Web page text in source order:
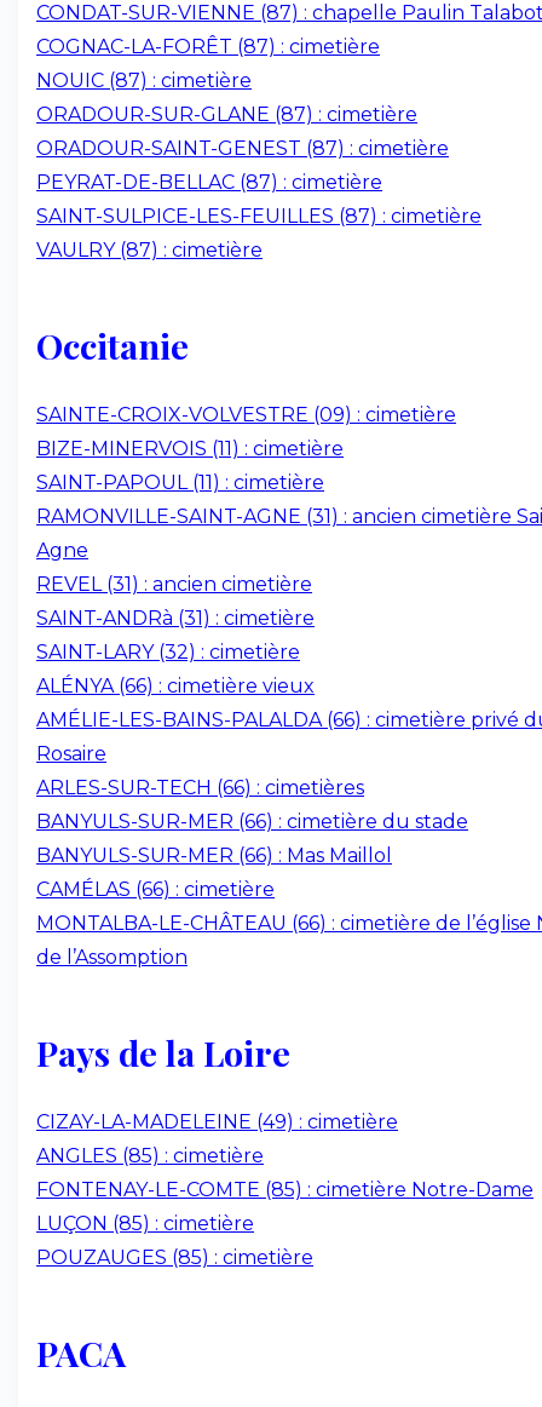
CONDAT-SUR-VIENNE (87) : chapelle Paulin
COGNAC-LA-FORÊT (87) : cimetière
NOUIC (87) : cimetière
ORADOUR-SUR-GLANE (87) : cimetière
ORADOUR-SAINT-GENEST (87) : cimetière
PEYRAT-DE-BELLAC (87) : cimetière
SAINT-SULPICE-LES-FEUILLES (87) : cimetière
VAULRY (87) : cimetière
Occitanie
SAINTE-CROIX-VOLVESTRE (09) : cimetière
BIZE-MINERVOIS (11) : cimetière
SAINT-PAPOUL (11) : cimetière
RAMONVILLE-SAINT-AGNE (31) : ancien cimetière
Agne
REVEL (31) : ancien cimetière
SAINT-ANDRà (31) : cimetière
SAINT-LARY (32) : cimetière
ALÉNYA (66) : cimetière vieux
AMÉLIE-LES-BAINS-PALALDA (66) : cimetière privé
Rosaire
ARLES-SUR-TECH (66) : cimetières
BANYULS-SUR-MER (66) : cimetière du stade
BANYULS-SUR-MER (66) : Mas Maillol
CAMÉLAS (66) : cimetière
MONTALBA-LE-CHÂTEAU (66) : cimetière de l’église
de l’Assomption
Pays de la Loire
CIZAY-LA-MADELEINE (49) : cimetière
ANGLES (85) : cimetière
FONTENAY-LE-COMTE (85) : cimetière Notre-Dame
LUÇON (85) : cimetière
POUZAUGES (85) : cimetière
PACA